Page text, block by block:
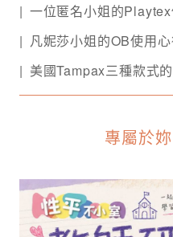
一位匿名小姐的
凡妮莎小姐的OB使用
美國Tampax三種款式
專屬於